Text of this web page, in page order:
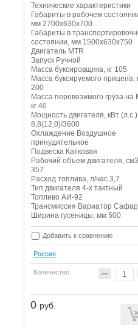
Технические характеристики
Габариты в рабочем
мм 2700х630х700
Габариты в
состоянии, мм 1500х630х750
Двигатель MTR
Запуск Ручной
Масса буксировщика, кг 105
Масса буксируемого прицепа,
200
Масса перевозимого груза на
кг 40
Мощность двигателя, кВт (л.с.)
8,8(12,0)/3600
Охлаждение Воздушное
принудительное
Подвеска Катковая
Рабочий объем двигателя, см3
357
Расход топлива, л/час 3,7
Тип двигателя 4-х тактный
Топливо АИ-92
Трансмиссия Вариатор
Ширина гусеницы, мм 500
Добавить к сравнению
Россия
Количество:
0 руб.